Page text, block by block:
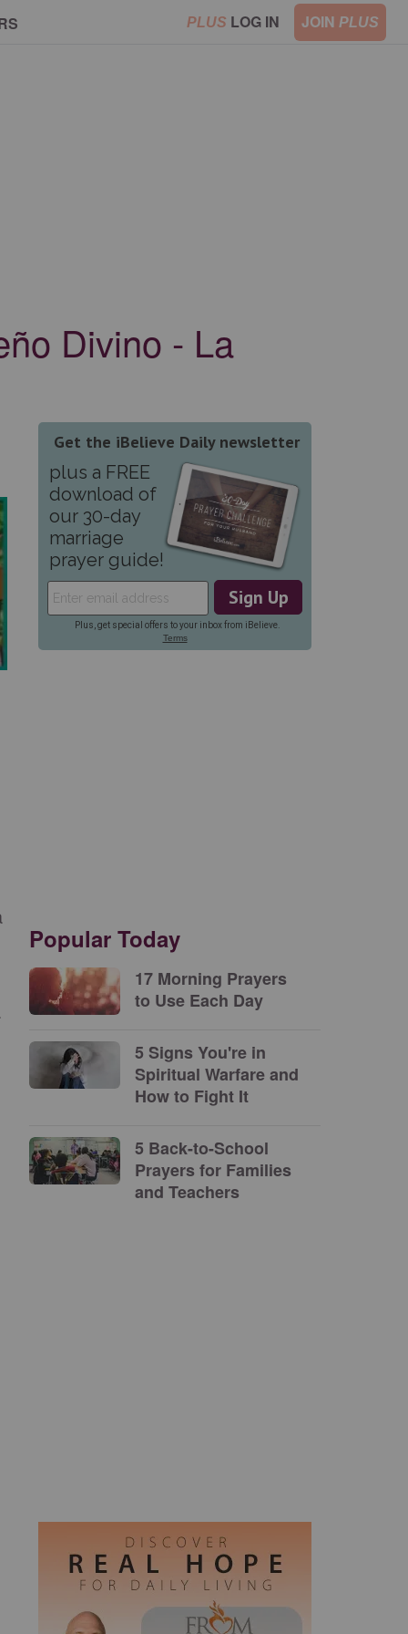
PLUS LOG IN JOIN PLUS
Divino - La
Popular Today
17 Morning Prayers
to Use Each Day
5 Signs You're in
Spiritual Warfare and
How to Fight It
5 Back-to-School
Prayers for Families
and Teachers